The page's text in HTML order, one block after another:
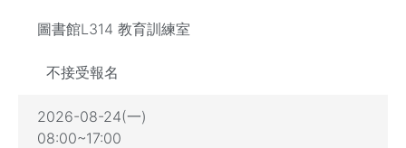
圖書館L314 教育訓練室
不接受報名
2026-08-24(一)
08:00~17:00